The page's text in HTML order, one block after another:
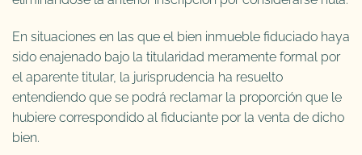
En situaciones en las que el bien inmueble fiduciado haya
sido enajenado bajo la titularidad meramente formal por
el aparente titular, la jurisprudencia ha resuelto
entendiendo que se podrá reclamar la proporción que le
hubiere correspondido al fiduciante por la venta de dicho
bien.